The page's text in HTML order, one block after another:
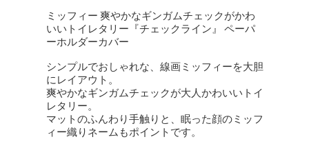
ミッフィー 爽やかなギンガムチェックがかわ
いいトイレタリー『チェックライン』 ペーパ
ーホルダーカバー
シンプルでおしゃれな、線画ミッフィーを大胆
にレイアウト。
爽やかなギンガムチェックが大人かわいいトイ
レタリー。
マットのふんわり手触りと、眠った顔のミッフ
ィー織りネームもポイントです。